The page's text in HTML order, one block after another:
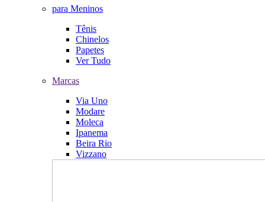
para Meninos
Tênis
Chinelos
Papetes
Ver Tudo
Marcas
Via Uno
Modare
Moleca
Ipanema
Beira Rio
Vizzano